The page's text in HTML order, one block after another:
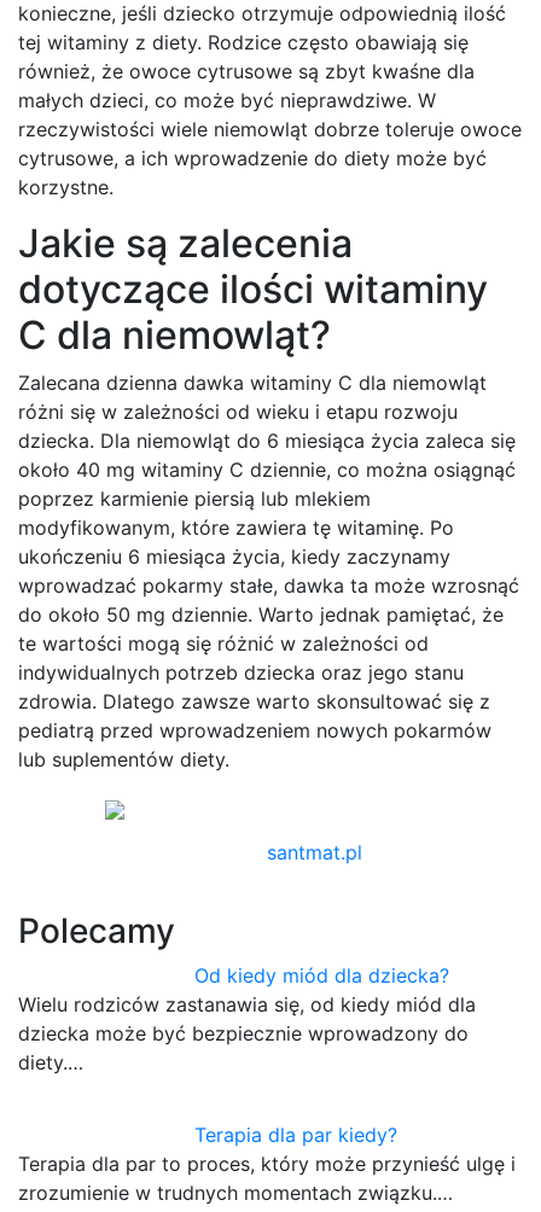
konieczne, jeśli dziecko otrzymuje odpowiednią ilość
tej witaminy z diety. Rodzice często obawiają się
również, że owoce cytrusowe są zbyt kwaśne dla
małych dzieci, co może być nieprawdziwe. W
rzeczywistości wiele niemowląt dobrze toleruje owoce
cytrusowe, a ich wprowadzenie do diety może być
korzystne.
Jakie są zalecenia
dotyczące ilości witaminy
C dla niemowląt?
Zalecana dzienna dawka witaminy C dla niemowląt
różni się w zależności od wieku i etapu rozwoju
dziecka. Dla niemowląt do 6 miesiąca życia zaleca się
około 40 mg witaminy C dziennie, co można osiągnąć
poprzez karmienie piersią lub mlekiem
modyfikowanym, które zawiera tę witaminę. Po
ukończeniu 6 miesiąca życia, kiedy zaczynamy
wprowadzać pokarmy stałe, dawka ta może wzrosnąć
do około 50 mg dziennie. Warto jednak pamiętać, że
te wartości mogą się różnić w zależności od
indywidualnych potrzeb dziecka oraz jego stanu
zdrowia. Dlatego zawsze warto skonsultować się z
pediatrą przed wprowadzeniem nowych pokarmów
lub suplementów diety.
santmat.pl
Polecamy
Od kiedy miód dla dziecka?
Wielu rodziców zastanawia się, od kiedy miód dla
dziecka może być bezpiecznie wprowadzony do
diety.…
Terapia dla par kiedy?
Terapia dla par to proces, który może przynieść ulgę i
zrozumienie w trudnych momentach związku.…